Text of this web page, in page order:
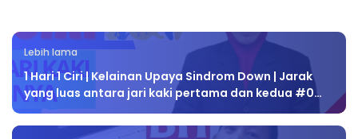
Lebih lama
1 Hari 1 Ciri | Kelainan Upaya Sindrom Down | Jarak
yang luas antara jari kaki pertama dan kedua #0…